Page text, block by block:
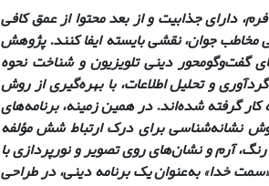
دارای جذابیت و از بعد محتوا از عمق کافی
مخاطب جوان، نقشی بایسته ایفا کنند. پژوهش
گفت‌وگومحور دینی تلویزیون و شناخت نحوه
و تحلیل اطلاعات، با بهره‌گیری از روش
گرفته شده‌اند. در همین زمینه، برنامه‌های
نشانه‌شناسی برای درک ارتباط شش مؤلفه
آرم و نشان‌های روی تصویر و نورپردازی با
خدا» به‌عنوان یک برنامه دینی، در طراحی